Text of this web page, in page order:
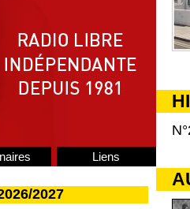
Liens
2027